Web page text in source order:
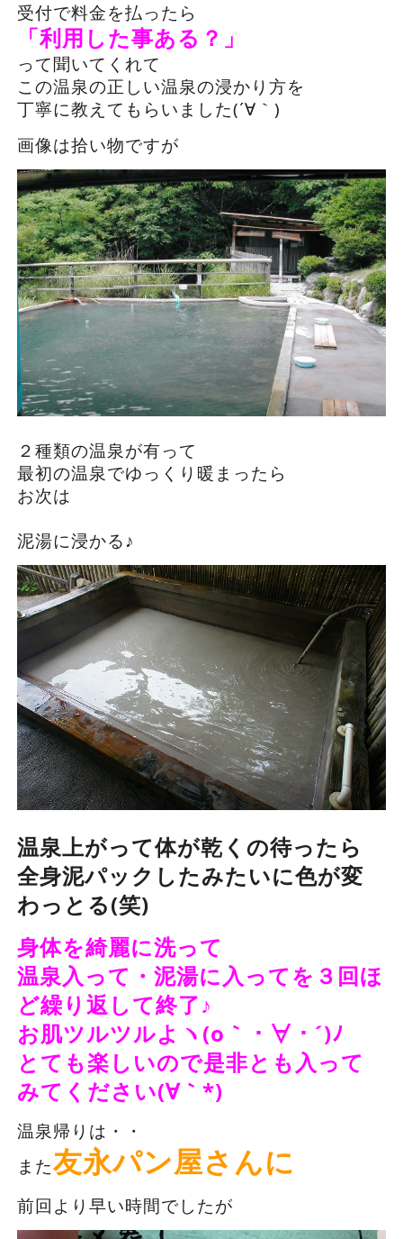
受付で料金を払ったら
「利用した事ある？」
って聞いてくれて
この温泉の正しい温泉の浸かり方を
丁寧に教えてもらいました(´∀｀)
画像は拾い物ですが
２種類の温泉が有って
最初の温泉でゆっくり暖まったら
お次は
泥湯に浸かる♪
温泉上がって体が乾くの待ったら
全身泥パックしたみたいに色が変
わっとる(笑)
身体を綺麗に洗って
温泉入って・泥湯に入ってを３回ほ
ど繰り返して終了♪
お肌ツルツルよヽ(o｀・∀・´)ﾉ
とても楽しいので是非とも入って
みてください(∀｀*)
温泉帰りは・・
また友永パン屋さんに
前回より早い時間でしたが